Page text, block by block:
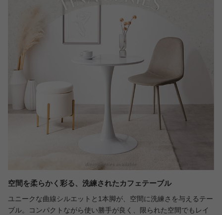
空間を柔らかく彩る、洗練されたカフェテーブル
ユニークな曲線シルエットと1本脚が、空間に洗練さを与えるテー
ブル。コンパクトながら使い勝手が良く、限られた空間でもレイ